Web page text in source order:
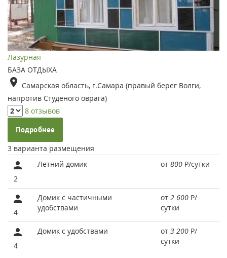
Лазурная
БАЗА ОТДЫХА
Самарская область, г.Самара (правый берег Волги,
напротив Студеного оврага)
8 отзывов
Подробнее
3 варианта размещения
2
Летний домик от 800 Р/сутки
4
Домик с частичными
удобствами
от 2 600 Р/
сутки
4
Домик с удобствами от 3 200 Р/
сутки